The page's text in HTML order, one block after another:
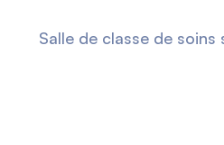
Salle de classe de soins